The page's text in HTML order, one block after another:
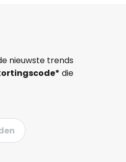
nieuwste trends
die